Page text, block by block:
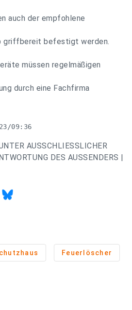
auch der empfohlene
griffbereit befestigt werden.
müssen regelmäßigen
durch eine Fachfirma
09:36
AUSSCHLIESSLICHER
DES AUSSENDERS |
Feuerlöscher